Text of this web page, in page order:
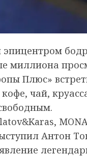
эпицентром
миллиона
Плюс»
чай,
Антон